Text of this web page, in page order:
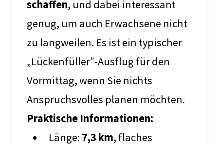
schaffen, und dabei interessant
genug, um auch Erwachsene nicht
zu langweilen. Es ist ein typischer
„Lückenfüller”-Ausflug für den
Vormittag, wenn Sie nichts
Anspruchsvolles planen möchten.
Praktische Informationen:
Länge: 7,3 km, flaches